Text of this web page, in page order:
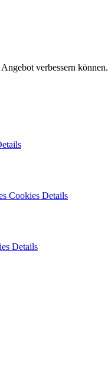
verbessern können.
Cookies Details
Details